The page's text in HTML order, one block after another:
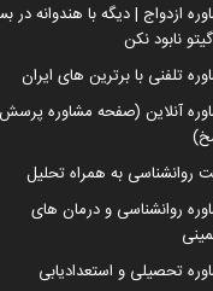
ازدواج | دیگه با هندوانه در
نابود نکن
تلفنی با برترین های ایران
آنلاین (صفحه مشاوره
روانشناسی به همراه تحلیل
روانشناسی و درمان های
تحصیلی و استعدادیابی